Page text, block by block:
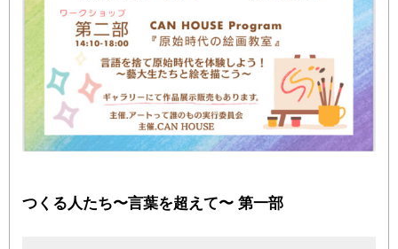
つくる人たち〜言葉を超えて〜 第一部